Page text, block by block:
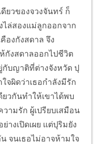
ยวของจวงจันทร์ ก็
ล่สองแม่ลูกออกจาก
องกังสดาล จึง
กังสดาลออกไปชีวิต
กับญาติที่ต่างจังหวัด ปุ
จผิดว่าเธอกำลังมีรัก
วกันทำให้เขาได้พบ
ามรัก ผู้เปรียบเสมือน
างเปิดเผย แต่ปุริมยัง
จนเธอไม่อาจห้ามใจ